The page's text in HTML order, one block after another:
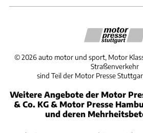
©2026 auto motor und sport, Motor
Straßenverkehr
sind Teil der Motor Presse
Weitere Angebote der Motor
& Co. KG & Motor Presse
und deren